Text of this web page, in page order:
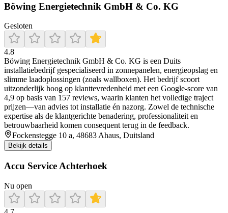
Böwing Energietechnik GmbH & Co. KG
Gesloten
4.8
Böwing Energietechnik GmbH & Co. KG is een Duits
installatiebedrijf gespecialiseerd in zonnepanelen, energieopslag en
slimme laadoplossingen (zoals wallboxen). Het bedrijf scoort
uitzonderlijk hoog op klanttevredenheid met een Google-score van
4,9 op basis van 157 reviews, waarin klanten het volledige traject
prijzen—van advies tot installatie én nazorg. Zowel de technische
expertise als de klantgerichte benadering, professionaliteit en
betrouwbaarheid komen consequent terug in de feedback.
Fockenstegge 10 a, 48683 Ahaus, Duitsland
Bekijk details
Accu Service Achterhoek
Nu open